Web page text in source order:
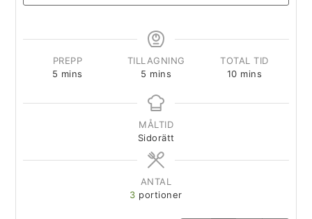
PREPP
5 mins
TILLAGNING
5 mins
TOTAL TID
10 mins
MÅLTID
Sidorätt
ANTAL
3 portioner